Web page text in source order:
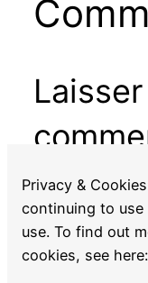
Vous devez
commentaire.
Privacy &
continuing to
use. To find out
cookies, see here: